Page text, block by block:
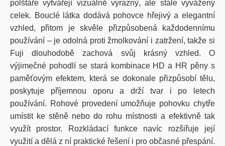
polštáře vytvářejí vizuálně výrazný, ale stále vyvážený
celek. Bouclé látka dodává pohovce hřejivý a elegantní
vzhled, přitom je skvěle přizpůsobená každodennímu
používání – je odolná proti žmolkování i zatržení, takže si
Fuji dlouhodobě zachová svůj krásný vzhled. O
výjimečné pohodlí se stará kombinace HD a HR pěny s
paměťovým efektem, která se dokonale přizpůsobí tělu,
poskytuje příjemnou oporu a drží tvar i po letech
používání. Rohové provedení umožňuje pohovku chytře
umístit ke stěně nebo do rohu místnosti a efektivně tak
využít prostor. Rozkládací funkce navíc rozšiřuje její
využití a dělá z ní praktické řešení i pro občasné přespání.